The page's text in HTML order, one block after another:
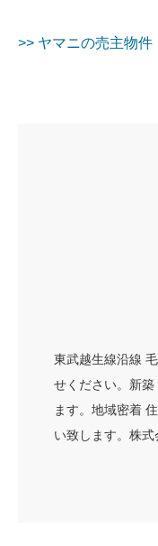
>> ヤマニの売主物件
東武越生線沿線
せください。新
ます。地域密着
い致します。株式